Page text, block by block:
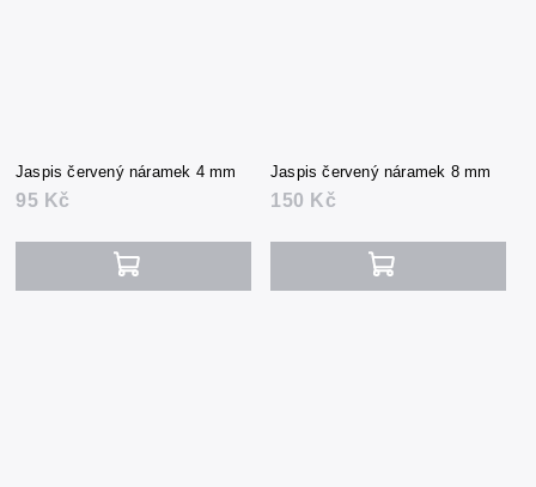
Jaspis červený náramek 4 mm
95 Kč
Jaspis červený náramek 8 mm
150 Kč